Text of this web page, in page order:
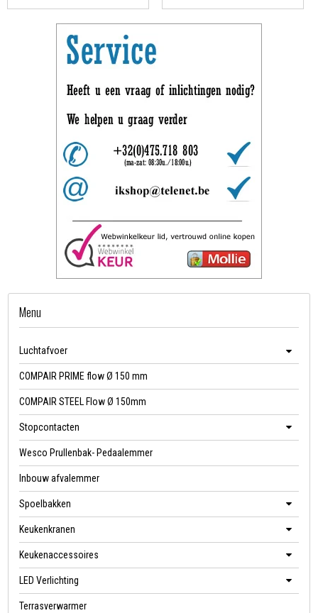
Menu
Luchtafvoer
COMPAIR PRIME flow Ø 150 mm
COMPAIR STEEL Flow Ø 150mm
Stopcontacten
Wesco Prullenbak- Pedaalemmer
Inbouw afvalemmer
Spoelbakken
Keukenkranen
Keukenaccessoires
LED Verlichting
Terrasverwarmer